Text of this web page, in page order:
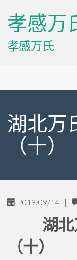
孝感万
孝感万氏
Menu
湖北万
（十）
2019/09/14 |
湖北万
（十）